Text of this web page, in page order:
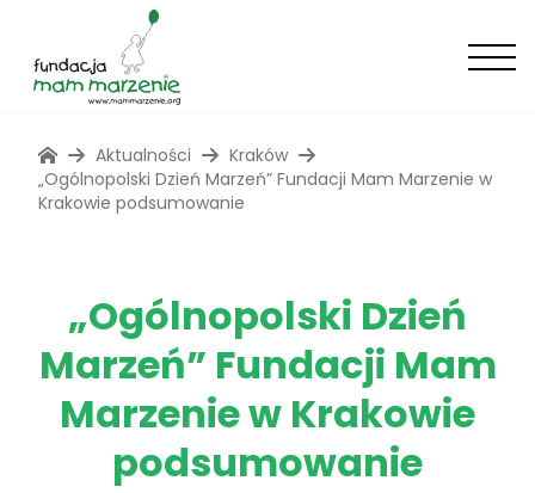
Aktualności
Kraków
„Ogólnopolski Dzień Marzeń” Fundacji Mam Marzenie w
Krakowie podsumowanie
„Ogólnopolski Dzień
Marzeń” Fundacji Mam
Marzenie w Krakowie
podsumowanie